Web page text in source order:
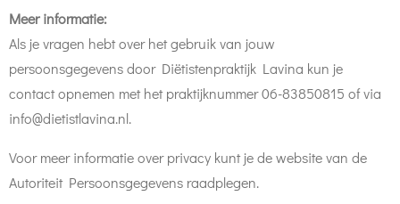
Meer informatie:
Als je vragen hebt over het gebruik van jouw
persoonsgegevens door Diëtistenpraktijk Lavina kun je
contact opnemen met het praktijknummer 06-83850815 of via
info@dietistlavina.nl.
Voor meer informatie over privacy kunt je de website van de
Autoriteit Persoonsgegevens raadplegen.